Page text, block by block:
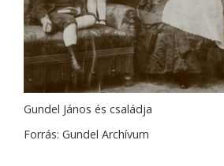
Gundel János és családja
Forrás: Gundel Archívum